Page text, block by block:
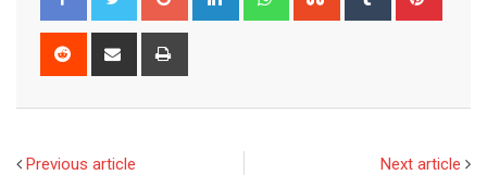
Reddit
Share
Previous article Next article